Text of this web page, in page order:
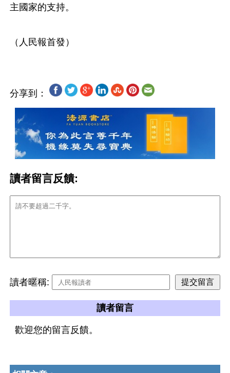
主國家的支持。
分享到：
讀者留言反饋:
讀者暱稱:
讀者留言
歡迎您的留言反饋。